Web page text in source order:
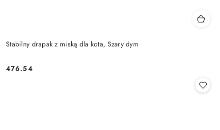
Stabilny drapak z miską dla kota, Szary dym
Cena:
476.54